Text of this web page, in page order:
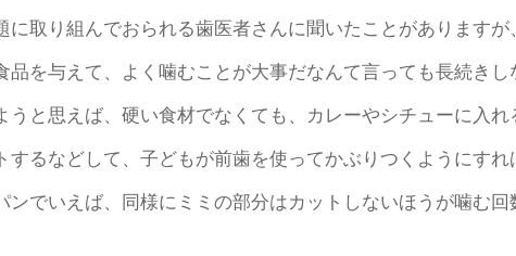
取り組んでおられる歯医者さんに聞いたことがありますが
品を与えて、よく噛むことが大事だなんて言っても長続き
うと思えば、硬い食材でなくても、カレーやシチューに入
するなどして、子どもが前歯を使ってかぶりつくようにす
ンでいえば、同様にミミの部分はカットしないほうが噛む回